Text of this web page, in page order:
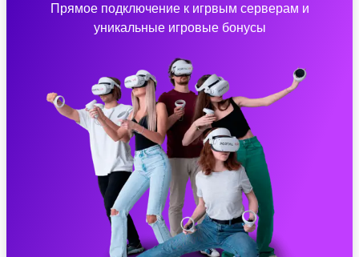
Прямое подключение к игрвым серверам и
уникальные игровые бонусы